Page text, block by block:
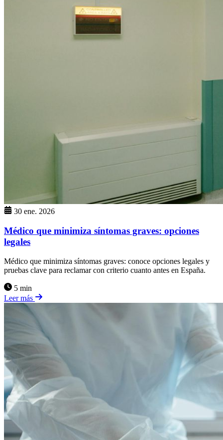
30 ene. 2026
Médico que minimiza síntomas graves: opciones
legales
Médico que minimiza síntomas graves: conoce opciones legales y
pruebas clave para reclamar con criterio cuanto antes en España.
5 min
Leer más